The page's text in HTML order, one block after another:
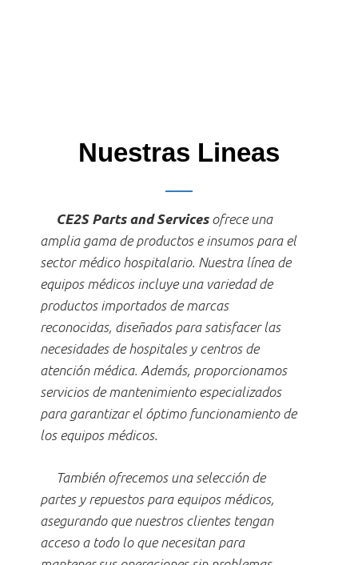
Nuestras Lineas
CE2S Parts and Servicesofrece una
amplia gama de productos e insumos para el
sector médico hospitalario. Nuestra línea de
equipos médicos incluye una variedad de
productos importados de marcas
reconocidas, diseñados para satisfacer las
necesidades de hospitales y centros de
atención médica. Además, proporcionamos
servicios de mantenimiento especializados
para garantizar el óptimo funcionamiento de
los equipos médicos.
También ofrecemos una selección de
partes y repuestos para equipos médicos,
asegurando que nuestros clientes tengan
acceso a todo lo que necesitan para